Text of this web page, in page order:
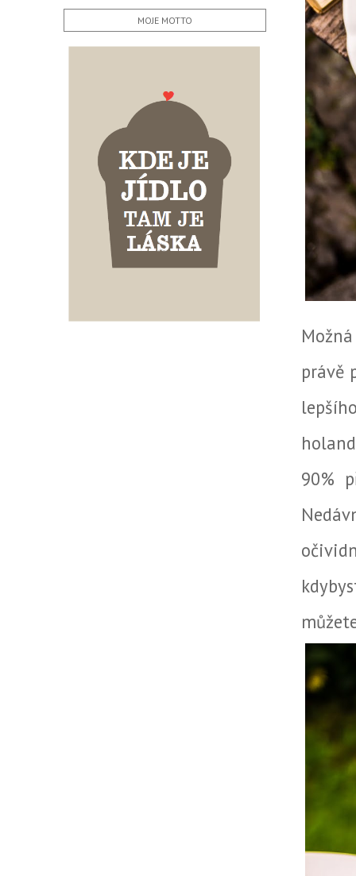
právě
90%
MOJE MOTTO